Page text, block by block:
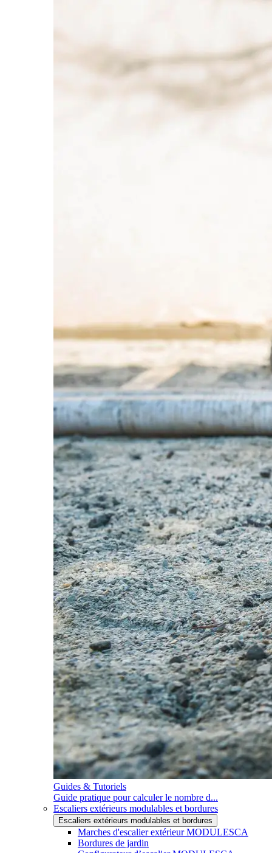
Guides & Tutoriels
Guide pratique pour calculer le nombre d...
Escaliers extérieurs modulables et bordures
Escaliers extérieurs modulables et bordures
Marches d'escalier extérieur MODULESCA
Bordures de jardin